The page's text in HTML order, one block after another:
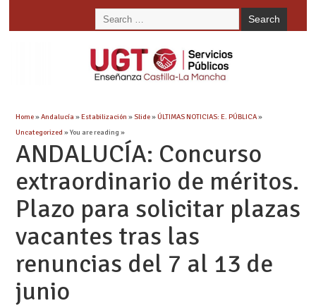
Home»Andalucía »Estabilización »Slide»ÚLTIMAS NOTICIAS: E. PÚBLICA»
Uncategorized » You are reading »
ANDALUCÍA: Concurso
extraordinario de méritos.
Plazo para solicitar plazas
vacantes tras las
renuncias del 7 al 13 de
junio